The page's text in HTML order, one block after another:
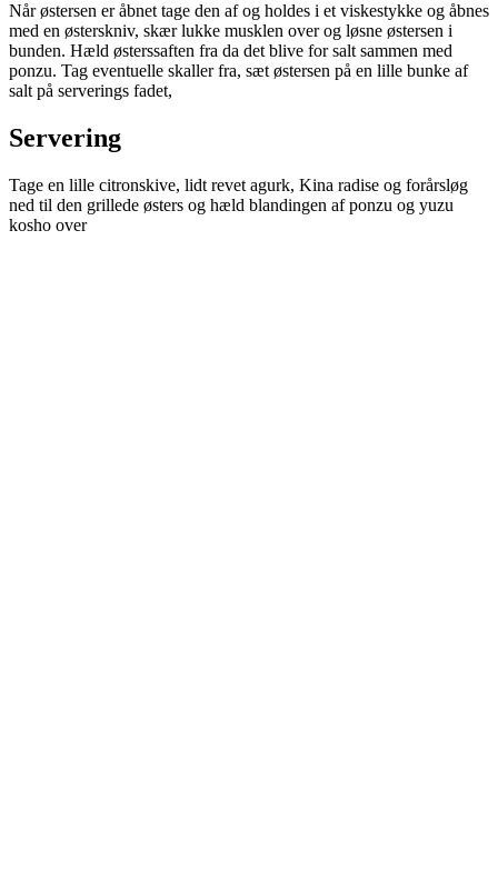
Når østersen er åbnet tage den af og holdes i et viskestykke og åbnes
med en østerskniv, skær lukke musklen over og løsne østersen i
bunden. Hæld østerssaften fra da det blive for salt sammen med
ponzu. Tag eventuelle skaller fra, sæt østersen på en lille bunke af
salt på serverings fadet,
Servering
Tage en lille citronskive, lidt revet agurk, Kina radise og forårsløg
ned til den grillede østers og hæld blandingen af ponzu og yuzu
kosho over